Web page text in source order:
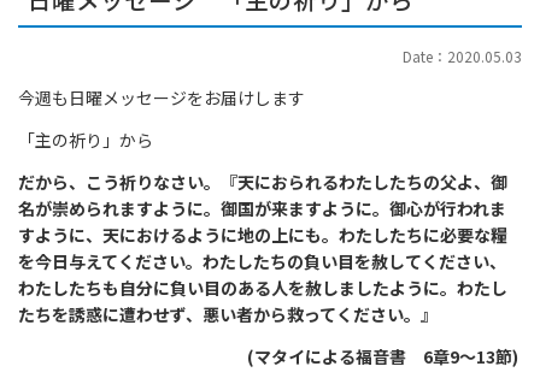
Date：2020.05.03
今週も日曜メッセージをお届けします
「主の祈り」から
だから、こう祈りなさい。『天におられるわたしたちの父よ、御
名が崇められますように。御国が来ますように。御心が行われま
すように、天におけるように地の上にも。わたしたちに必要な糧
を今日与えてください。わたしたちの負い目を赦してください、
わたしたちも自分に負い目のある人を赦しましたように。わたし
たちを誘惑に遭わせず、悪い者から救ってください。』
(マタイによる福音書 6章9～13節)